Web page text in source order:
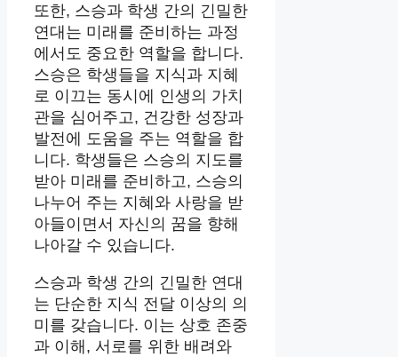
또한, 스승과 학생 간의 긴밀한
연대는 미래를 준비하는 과정
에서도 중요한 역할을 합니다.
스승은 학생들을 지식과 지혜
로 이끄는 동시에 인생의 가치
관을 심어주고, 건강한 성장과
발전에 도움을 주는 역할을 합
니다. 학생들은 스승의 지도를
받아 미래를 준비하고, 스승의
나누어 주는 지혜와 사랑을 받
아들이면서 자신의 꿈을 향해
나아갈 수 있습니다.
스승과 학생 간의 긴밀한 연대
는 단순한 지식 전달 이상의 의
미를 갖습니다. 이는 상호 존중
과 이해, 서로를 위한 배려와